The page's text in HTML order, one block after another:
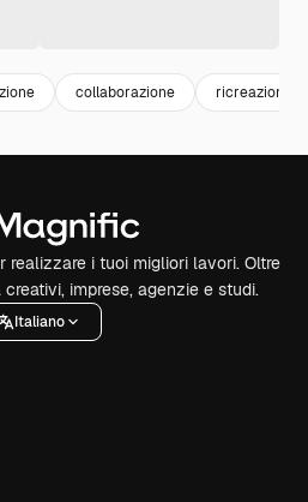
collaborazione ricreazione
realizzare i tuoi migliori lavori. Oltre
imprese, agenzie e studi.
Italiano